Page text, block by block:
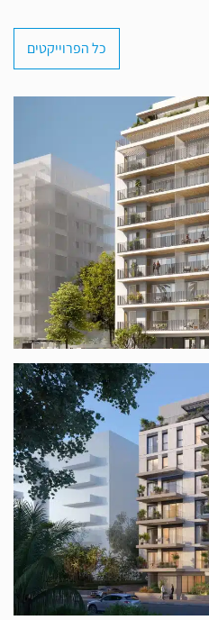
כל הפרוייקטים
ת"א